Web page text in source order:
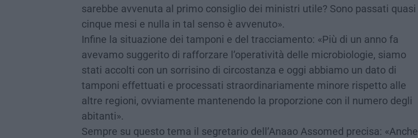
sarebbe avvenuta al primo consiglio dei ministri utile? Sono passati quasi
cinque mesi e nulla in tal senso è avvenuto».
Infine la situazione dei tamponi e del tracciamento: «Più di un anno fa
avevamo suggerito di rafforzare l’operatività delle microbiologie, siamo
stati accolti con un sorrisino di circostanza e oggi abbiamo un dato di
tamponi effettuati e processati straordinariamente minore rispetto alle
altre regioni, ovviamente mantenendo la proporzione con il numero degli
abitanti».
Sempre su questo tema il segretario dell’Anaao Assomed precisa: «Anche